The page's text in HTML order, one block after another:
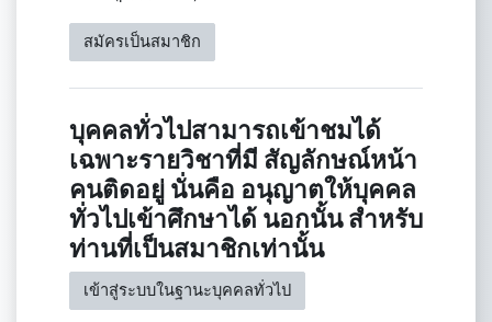
สมัครเป็นสมาชิก
บุคคลทั่วไปสามารถเข้าชมได้
เฉพาะรายวิชาที่มี สัญลักษณ์หน้า
คนติดอยู่ นั่นคือ อนุญาตให้บุคคล
ทั่วไปเข้าศึกษาได้ นอกนั้น สำหรับ
ท่านที่เป็นสมาชิกเท่านั้น
เข้าสู่ระบบในฐานะบุคคลทั่วไป